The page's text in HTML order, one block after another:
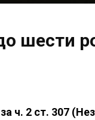
шести
ч. 2 ст. 307